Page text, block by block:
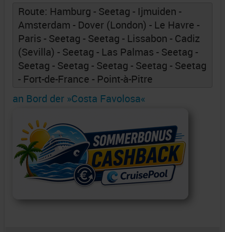
Route: Hamburg - Seetag - Ijmuiden -
Amsterdam - Dover (London) - Le Havre -
Paris - Seetag - Seetag - Lissabon - Cadiz
(Sevilla) - Seetag - Las Palmas - Seetag -
Seetag - Seetag - Seetag - Seetag - Seetag
- Fort-de-France - Point-à-Pitre
an Bord der »Costa Favolosa«